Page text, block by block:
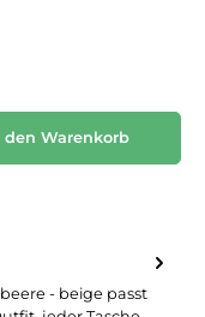
die Schaltflächen um
den Warenkorb
- beige passt